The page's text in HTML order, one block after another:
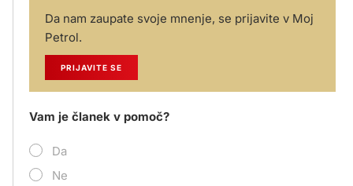
Da nam zaupate svoje mnenje, se prijavite v Moj
Petrol.
PRIJAVITE SE
Vam je članek v pomoč?
Da
Ne